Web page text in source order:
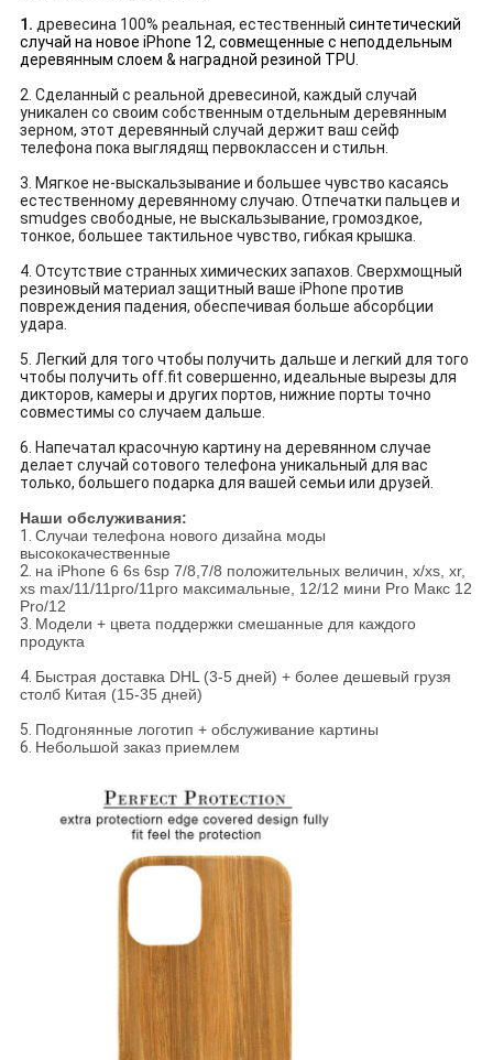
1. древесина 100% реальная, естественный синтетический
случай на новое iPhone 12, совмещенные с неподдельным
деревянным слоем & наградной резиной TPU.
2. Сделанный с реальной древесиной, каждый случай
уникален со своим собственным отдельным деревянным
зерном, этот деревянный случай держит ваш сейф
телефона пока выглядящ первоклассен и стильн.
3. Мягкое не-выскальзывание и большее чувство касаясь
естественному деревянному случаю. Отпечатки пальцев и
smudges свободные, не выскальзывание, громоздкое,
тонкое, большее тактильное чувство, гибкая крышка.
4. Отсутствие странных химических запахов. Сверхмощный
резиновый материал защитный ваше iPhone против
повреждения падения, обеспечивая больше абсорбции
удара.
5. Легкий для того чтобы получить дальше и легкий для того
чтобы получить off.fit совершенно, идеальные вырезы для
дикторов, камеры и других портов, нижние порты точно
совместимы со случаем дальше.
6. Напечатал красочную картину на деревянном случае
делает случай сотового телефона уникальный для вас
только, большего подарка для вашей семьи или друзей.
Наши обслуживания:
1. Случаи телефона нового дизайна моды
высококачественные
2. на iPhone 6 6s 6sp 7/8,7/8 положительных величин, x/xs, xr,
xs max/11/11pro/11pro максимальные, 12/12 мини Pro Макс 12
Pro/12
3. Модели + цвета поддержки смешанные для каждого
продукта
4. Быстрая доставка DHL (3-5 дней) + более дешевый грузя
столб Китая (15-35 дней)
5. Подгонянные логотип + обслуживание картины
6. Небольшой заказ приемлем